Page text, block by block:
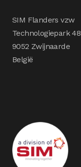
SIM Flanders vzw
Technologiepark 48
9052 Zwijnaarde
België